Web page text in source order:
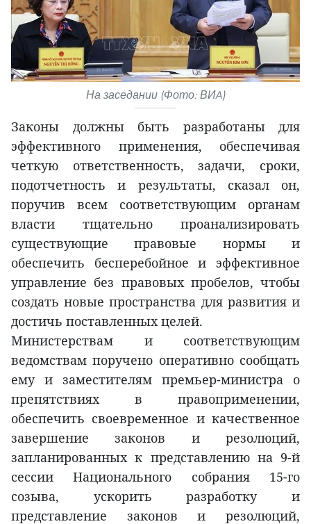
На заседании (Фото: ВИA)
Законы должны быть разработаны для
эффективного применения, обеспечивая
четкую ответственность, задачи, сроки,
подотчетность и результаты, сказал он,
поручив всем соответствующим органам
власти тщательно проанализировать
существующие правовые нормы и
обеспечить бесперебойное и эффективное
управление без правовых пробелов, чтобы
создать новые пространства для развития и
достичь поставленных целей.
Министерствам и соответствующим
ведомствам поручено оперативно сообщать
ему и заместителям премьер-министра о
препятствиях в правоприменении,
обеспечить своевременное и качественное
завершение законов и резолюций,
запланированных к представлению на 9-й
сессии Национального собрания 15-го
созыва, ускорить разработку и
представление законов и резолюций,